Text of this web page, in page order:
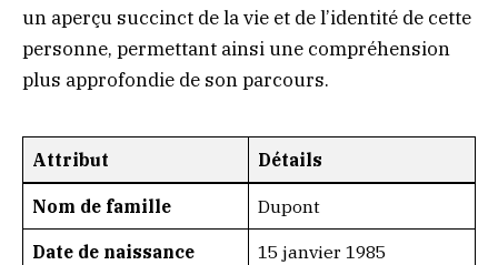
un aperçu succinct de la vie et de l’identité de cette
personne, permettant ainsi une compréhension
plus approfondie de son parcours.
Attribut Détails
Nom de famille Dupont
Date de naissance 15 janvier 1985